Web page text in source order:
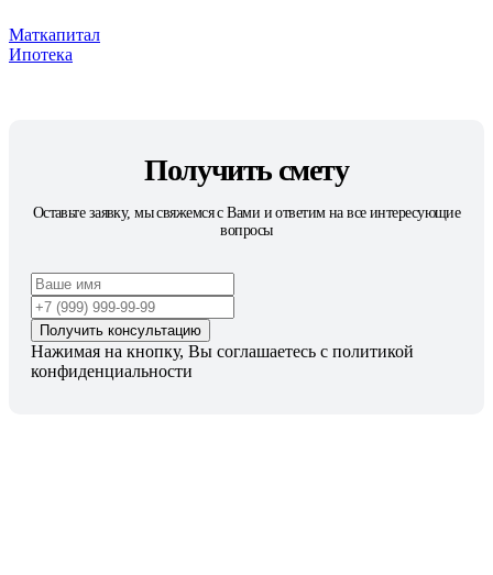
Маткапитал
Ипотека
Получить смету
Оставьте заявку, мы свяжемся с Вами и ответим на все интересующие
вопросы
Получить консультацию
Нажимая на кнопку, Вы соглашаетесь с политикой
конфиденциальности